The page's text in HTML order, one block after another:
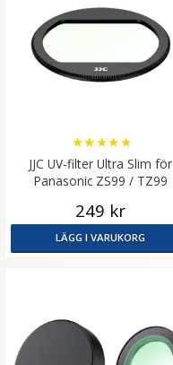
JJC UV-filter Ultra Slim för
Panasonic ZS99 / TZ99
★★★★★
249 kr
LÄGG I VARUKORG